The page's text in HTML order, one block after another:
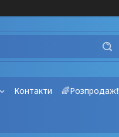
Контакти 🌈Розпродаж❗